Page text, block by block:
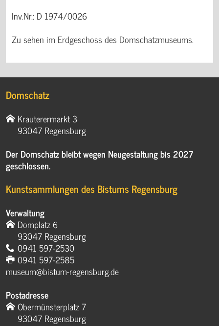
Inv.Nr.: D 1974/0026
Zu sehen im Erdgeschoss des Domschatzmuseums.
Domschatz
Krauterermarkt 3
93047 Regensburg
Der Domschatz bleibt wegen Neugestaltung bis 2027
geschlossen.
Kunstsammlungen des Bistums Regensburg
Verwaltung
Domplatz 6
93047 Regensburg
0941 597-2530
0941 597-2585
museum@bistum-regensburg.de
Postadresse
Obermünsterplatz 7
93047 Regensburg